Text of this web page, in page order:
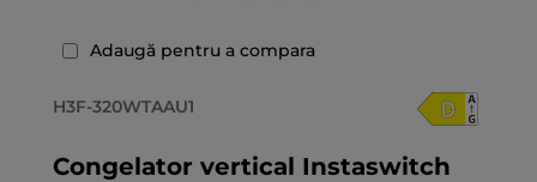
Adaugă pentru a compara
H3F-320WTAAU1
Congelator vertical Instaswitch